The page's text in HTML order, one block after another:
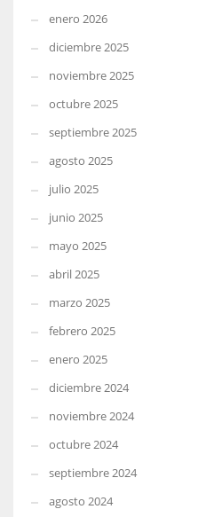
enero 2026
diciembre 2025
noviembre 2025
octubre 2025
septiembre 2025
agosto 2025
julio 2025
junio 2025
mayo 2025
abril 2025
marzo 2025
febrero 2025
enero 2025
diciembre 2024
noviembre 2024
octubre 2024
septiembre 2024
agosto 2024